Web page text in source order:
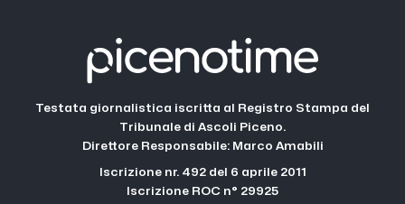
Testata giornalistica iscritta al Registro Stampa del
Tribunale di Ascoli Piceno.
Direttore Responsabile: Marco Amabili
Iscrizione nr. 492 del 6 aprile 2011
Iscrizione ROC n° 29925